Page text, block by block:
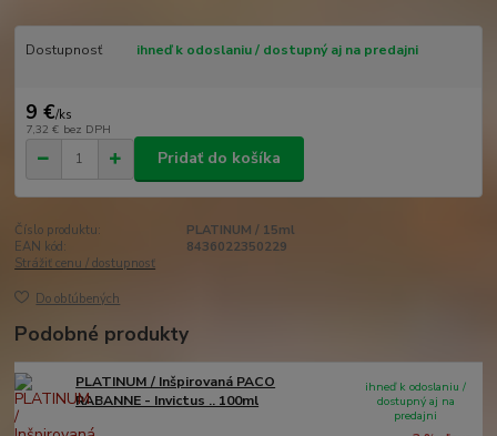
Dostupnosť ihneď k odoslaniu / dostupný aj na predajni
9 €/ks
7,32 € bez DPH
Pridať do košíka
Číslo produktu:
PLATINUM / 15ml
EAN kód:
8436022350229
Strážiť cenu / dostupnosť
Do obľúbených
Podobné produkty
PLATINUM / Inšpirovaná PACO
RABANNE - Invictus .. 100ml
ihneď k odoslaniu /
dostupný aj na
predajni